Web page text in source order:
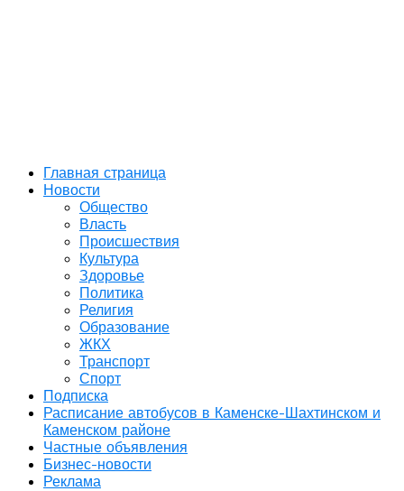
Главная страница
Новости
Общество
Власть
Происшествия
Культура
Здоровье
Политика
Религия
Образование
ЖКХ
Транспорт
Спорт
Подписка
Расписание автобусов в Каменске-Шахтинском и
Каменском районе
Частные объявления
Бизнес-новости
Реклама